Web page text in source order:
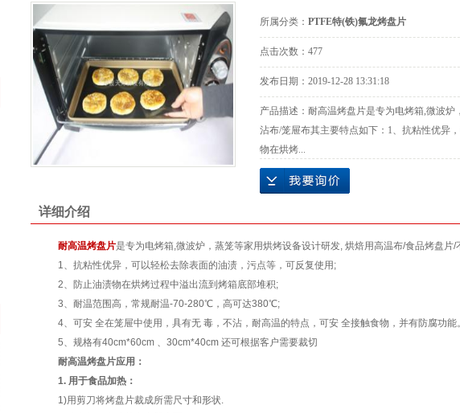
所属分类： PTFE特(铁)氟龙烤盘片
点击次数： 477
发布日期： 2019-12-28 13:31:18
产品描述： 耐高温烤盘片是专为电烤箱,微波炉
沾布/笼屉布其主要特点如下：1、抗粘性优异
物在烘烤...
详细介绍
耐高温烤盘片是专为电烤箱,微波炉，蒸笼等家用烘烤设备设计研发, 烘焙用高温布/食品烤盘片/
1、抗粘性优异，可以轻松去除表面的油渍，污点等，可反复使用;
2、防止油渍物在烘烤过程中溢出流到烤箱底部堆积;
3、耐温范围高，常规耐温-70-280℃，高可达380℃;
4、可安 全在笼屉中使用，具有无 毒，不沾，耐高温的特点，可安 全接触食物，并有防腐功能。
5、规格有40cm*60cm 、30cm*40cm 还可根据客户需要裁切
耐高温烤盘片应用：
1. 用于食品加热：
1)用剪刀将烤盘片裁成所需尺寸和形状.